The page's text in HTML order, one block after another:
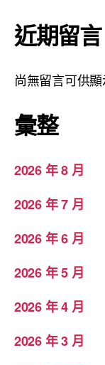
近期留言
尚無留言可供顯
彙整
2026 年 8 月
2026 年 7 月
2026 年 6 月
2026 年 5 月
2026 年 4 月
2026 年 3 月